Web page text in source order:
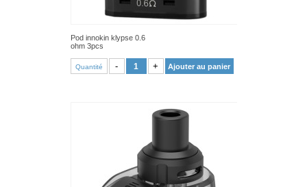
Pod innokin klypse 0.6
ohm 3pcs
Quantité - + Ajouter au panier